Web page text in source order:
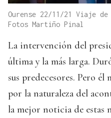
Ourense 22/11/21 Viaje de
Fotos Martiño Pinal
La intervención del
última y la más larga.
sus predecesores. Pero
por la naturaleza del
la mejor noticia de estas